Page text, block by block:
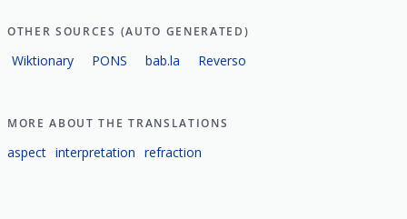
OTHER SOURCES (AUTO GENERATED)
Wiktionary PONS bab.la Reverso
MORE ABOUT THE TRANSLATIONS
aspect interpretation refraction